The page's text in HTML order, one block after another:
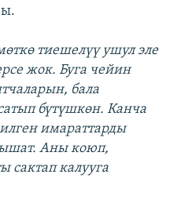
тиешелүү ушул эле
жок. Буга чейин
бала
бүтүшкөн. Канча
имараттарды
Аны коюп,
сактап калууга